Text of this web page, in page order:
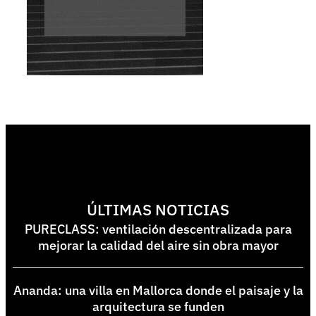
ÚLTIMAS NOTICIAS
PURECLASS: ventilación descentralizada para
mejorar la calidad del aire sin obra mayor
Ananda: una villa en Mallorca donde el paisaje y la
arquitectura se funden